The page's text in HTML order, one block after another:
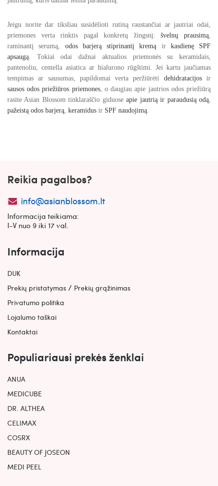
Jeigu norite dar tiksliau susidėlioti rutiną raustančiai ar jautriai odai,
priemones verta rinktis pagal konkretų žingsnį:švelnų prausimą,
raminantį serumą, odos barjerą stiprinantį kremą ir kasdienę SPF
apsaugą. Tokiai odai dažnai aktualios priemonės su keramidais,
pantenoliu, centella asiatica ar hialurono rūgštimi. Jei kartu jaučiamas
tempimas ar sausumas, papildomai verta peržiūrėti dehidratacijosir
sausos odos priežiūros priemones, o daugiau apie jautrios odos priežiūrą
rasite Asian Blossom tinklaraščio giduoseapie jautrią ir paraudusią odą,
pažeistą odos barjerą, keramidus ir SPF naudojimą.
Reikia pagalbos?
info@asianblossom.lt
Informacija teikiama:
I-V nuo 9 iki 17 val.
Informacija
DUK
Prekių pristatymas / Prekių grąžinimas
Privatumo politika
Lojalumo taškai
Kontaktai
Populiariausi prekės ženklai
ANUA
MEDICUBE
DR. ALTHEA
CELIMAX
COSRX
BEAUTY OF JOSEON
MEDI PEEL